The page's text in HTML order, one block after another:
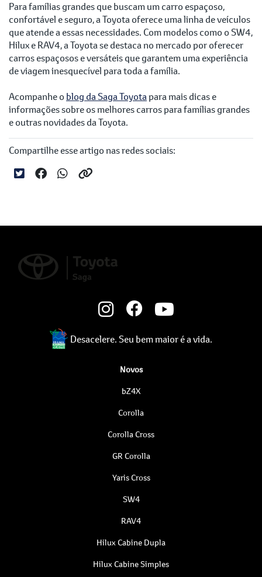
Para famílias grandes que buscam um carro espaçoso,
confortável e seguro, a Toyota oferece uma linha de veículos
que atende a essas necessidades. Com modelos como o SW4,
Hilux e RAV4, a Toyota se destaca no mercado por oferecer
carros espaçosos e versáteis que garantem uma experiência
de viagem inesquecível para toda a família.
Acompanhe o blog da Saga Toyotapara mais dicas e
informações sobre os melhores carros para famílias grandes
e outras novidades da Toyota.
Compartilhe esse artigo nas redes sociais:
Desacelere. Seu bem maior é a vida.
Novos
bZ4X
Corolla
Corolla Cross
GR Corolla
Yaris Cross
SW4
RAV4
Hilux Cabine Dupla
Hilux Cabine Simples